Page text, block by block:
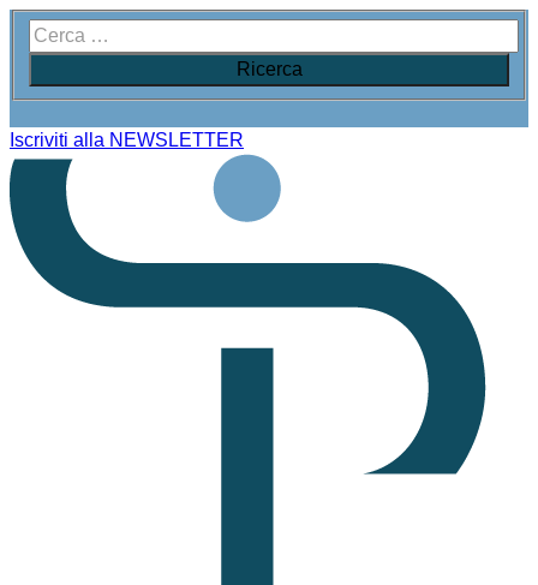
Iscriviti alla NEWSLETTER